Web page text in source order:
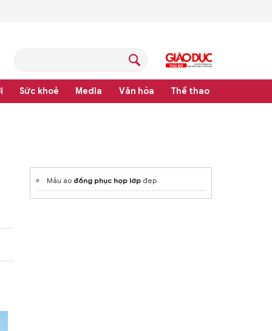
Sức khoẻ Media Văn hóa Thể thao
thống văn bản quy phạm pháp luật
Mẫu áo đồng phục họp lớp đẹp